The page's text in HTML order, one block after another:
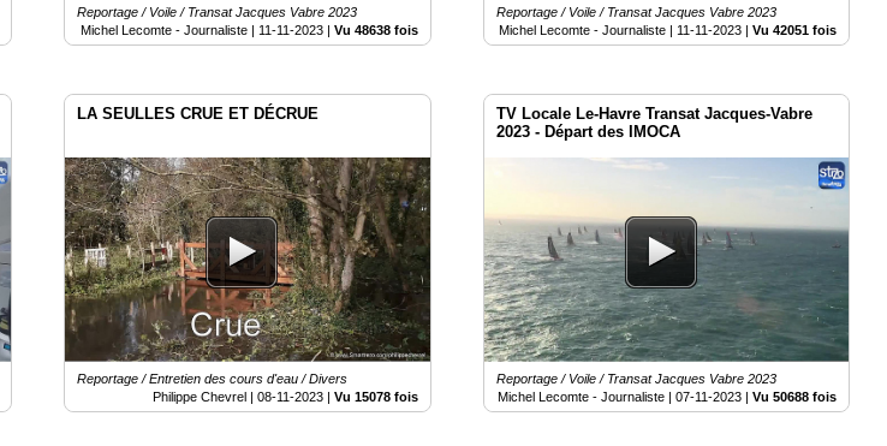
Reportage / Voile / Transat Jacques Vabre 2023
Michel Lecomte - Journaliste | 11-11-2023| Vu 48638 fois
Reportage / Voile / Transat Jacques Vabre 2023
Michel Lecomte - Journaliste | 11-11-2023 |Vu 42051 fois
LA SEULLES CRUE ET DÉCRUE
Reportage / Entretien des cours d'eau / Divers
Philippe Chevrel | 08-11-2023| Vu 15078 fois
TV Locale Le-Havre Transat Jacques-Vabre
2023 - Départ des IMOCA
Reportage / Voile / Transat Jacques Vabre 2023
Michel Lecomte - Journaliste |07-11-2023 |Vu 50688 fois